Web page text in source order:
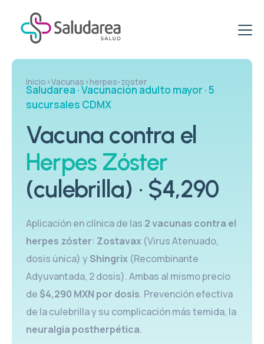
ETS & ITS
Clínica de ETS
ITS: Pruebas
Virus del papiloma VPH
Vacuna VPH
PCR VPH en Hombres
Promociones
Paquetes Específicos para Mujeres
Paquetes Salud Sexual
Paquetes de Pruebas rápidas
VPH & PCR
Vacunación
Clínica del Viajero
Blog
Inicio ›Vacunas ›herpes-zoster
Saludarea · Vacunación adulto mayor · 5
sucursales CDMX
Vacuna contra el
Herpes Zóster
(culebrilla) · $4,290
Aplicación en clínica de las 2 vacunas contra el
herpes zóster: Zostavax (Virus Atenuado,
dosis única) y Shingrix (Recombinante
Adyuvantada, 2 dosis). Ambas al mismo precio
de$4,290 MXN por dosis. Prevención efectiva
de la culebrilla y su complicación más temida, la
neuralgia postherpética.